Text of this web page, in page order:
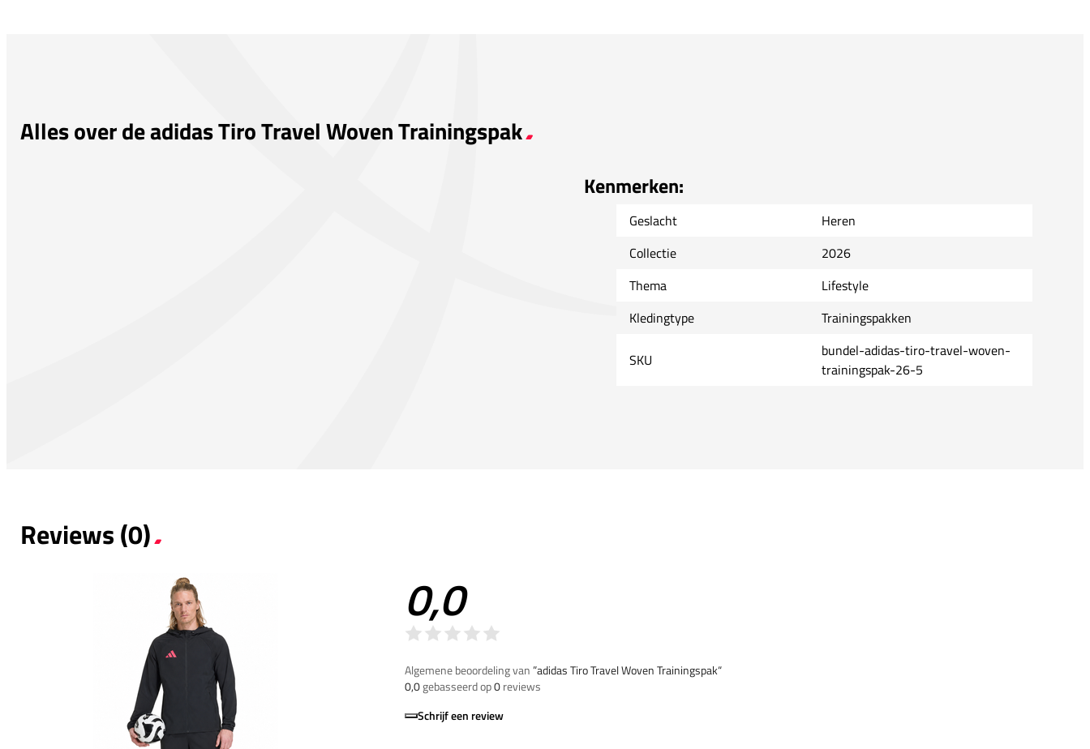
Alles over de adidas Tiro Travel Woven Trainingspak
Kenmerken:
Geslacht
Heren
Collectie
2026
Thema
Lifestyle
Kledingtype
Trainingspakken
SKU
bundel-adidas-tiro-travel-woven-
trainingspak-26-5
Reviews (0)
0,0
Algemene beoordeling van”adidas Tiro Travel Woven Trainingspak“
0,0gebasseerd op0reviews
Schrijf een review